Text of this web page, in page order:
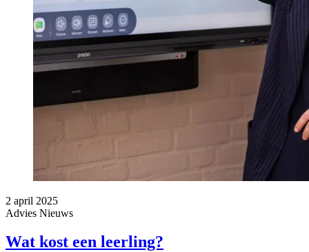
2 april 2025
Advies Nieuws
Wat kost een leerling?